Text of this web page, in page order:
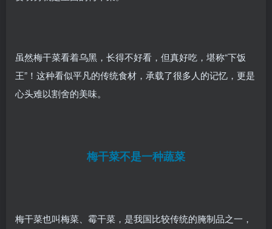
虽然梅干菜看着乌黑，长得不好看，但真好吃，堪称“下饭
王”！这种看似平凡的传统食材，承载了很多人的记忆，更是
心头难以割舍的美味。
梅干菜不是一种蔬菜
梅干菜也叫梅菜、霉干菜，是我国比较传统的腌制品之一，